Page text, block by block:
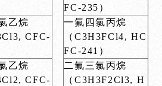
FC-235）
乙烷
CFC-
一氟四氯丙烷
（C3H3FCl4, HC
FC-241）
乙烷
CFC-
二氟三氯丙烷
（C3H3F2Cl3, H